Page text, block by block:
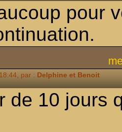
pour
par : Delphine et Benoit
de 10 jours